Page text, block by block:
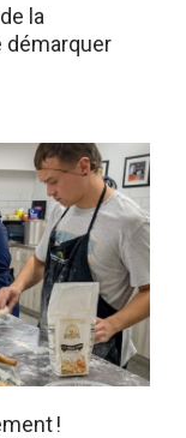
la
démarquer
!